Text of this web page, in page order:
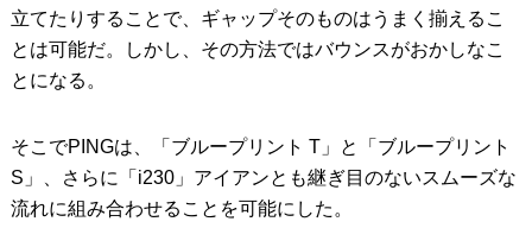
立てたりすることで、ギャップそのものはうまく揃えるこ
とは可能だ。しかし、その方法ではバウンスがおかしなこ
とになる。
そこでPINGは、「ブループリント T」と「ブループリント
S」、さらに「i230」アイアンとも継ぎ目のないスムーズな
流れに組み合わせることを可能にした。